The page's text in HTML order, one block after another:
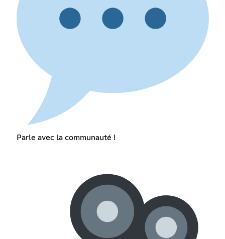
Parle avec la communauté !